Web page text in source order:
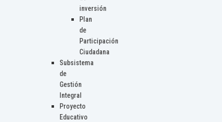
inversión
Plan
de
Participación
Ciudadana
Subsistema
de
Gestión
Integral
Proyecto
Educativo